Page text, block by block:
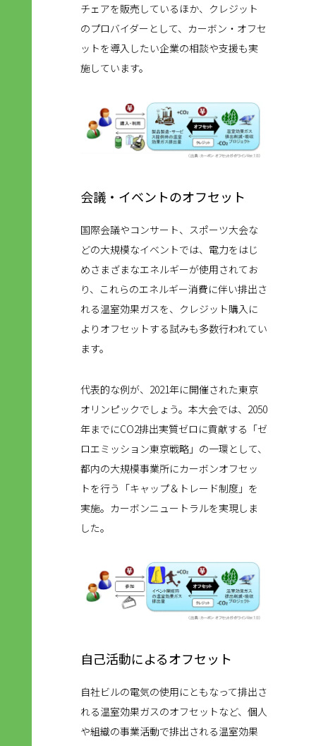
チェアを販売しているほか、クレジット
のプロバイダーとして、カーボン・オフセ
ットを導入したい企業の相談や支援も実
施しています。
会議・イベントのオフセット
国際会議やコンサート、スポーツ大会な
どの大規模なイベントでは、電力をはじ
めさまざまなエネルギーが使用されてお
り、これらのエネルギー消費に伴い排出さ
れる温室効果ガスを、クレジット購入に
よりオフセットする試みも多数行われてい
ます。
代表的な例が、2021年に開催された東京
オリンピックでしょう。本大会では、2050
年までにCO2排出実質ゼロに貢献する「ゼ
ロエミッション東京戦略」の一環として、
都内の大規模事業所にカーボンオフセッ
トを行う「キャップ＆トレード制度」を
実施。カーボンニュートラルを実現しま
した。
自己活動によるオフセット
自社ビルの電気の使用にともなって排出さ
れる温室効果ガスのオフセットなど、個人
や組織の事業活動で排出される温室効果